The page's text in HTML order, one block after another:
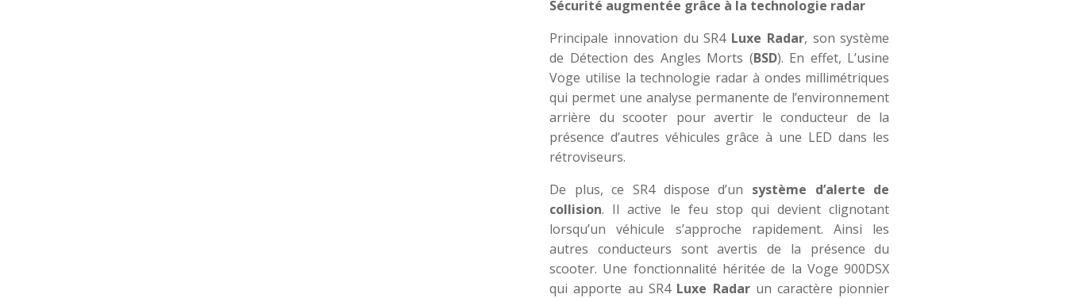
Sécurité augmentée grâce à la technologie radar
Principale innovation du SR4Luxe Radar, son système
de Détection des Angles Morts (BSD). En effet, L’usine
Voge utilise la technologie radar à ondes millimétriques
qui permet une analyse permanente de l’environnement
arrière du scooter pour avertir le conducteur de la
présence d’autres véhicules grâce à une LED dans les
rétroviseurs.
De plus, ce SR4 dispose d’un système d’alerte de
collision. Il active le feu stop qui devient clignotant
lorsqu’un véhicule s’approche rapidement. Ainsi les
autres conducteurs sont avertis de la présence du
scooter. Une fonctionnalité héritée de la Voge 900DSX
qui apporte au SR4 Luxe Radarun caractère pionnier